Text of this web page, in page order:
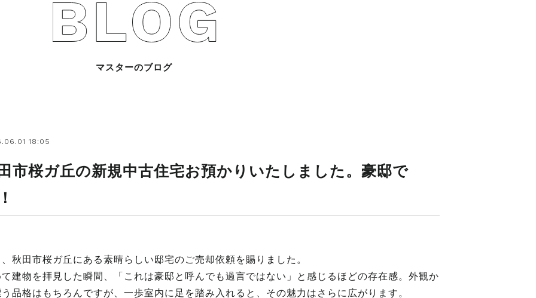
会社概要
マスターのブログ
18:05
市桜ガ丘の新規中古住宅お預かりいたしました。豪邸で
秋田市桜ガ丘にある素晴らしい邸宅のご売却依頼を賜りました。
建物を拝見した瞬間、「これは豪邸と呼んでも過言ではない」と感じるほどの存在感。外観か
品格はもちろんですが、一歩室内に足を踏み入れると、その魅力はさらに広がります。